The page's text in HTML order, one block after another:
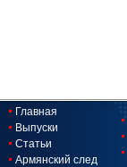
Главная
Выпуски
Статьи
Армянский след